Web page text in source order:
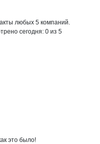
любых 5 компаний.
сегодня: 0 из 5
завод
завод
завод
это было!